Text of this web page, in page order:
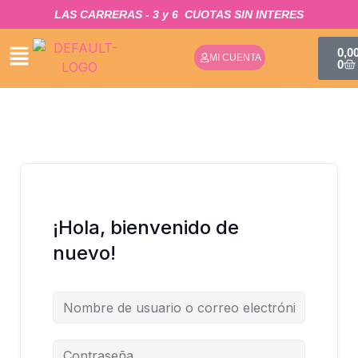
AL
CONTENIDO
LAS CARRERAS - 3 y 6 CUOTAS SIN INTERES​
MI CUENTA
0
¡Hola, bienvenido de
nuevo!